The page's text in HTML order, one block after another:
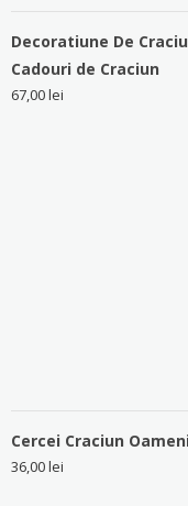
Decoratiune De
Cadouri de Craciun
67,00lei
Cercei Craciun
36,00lei